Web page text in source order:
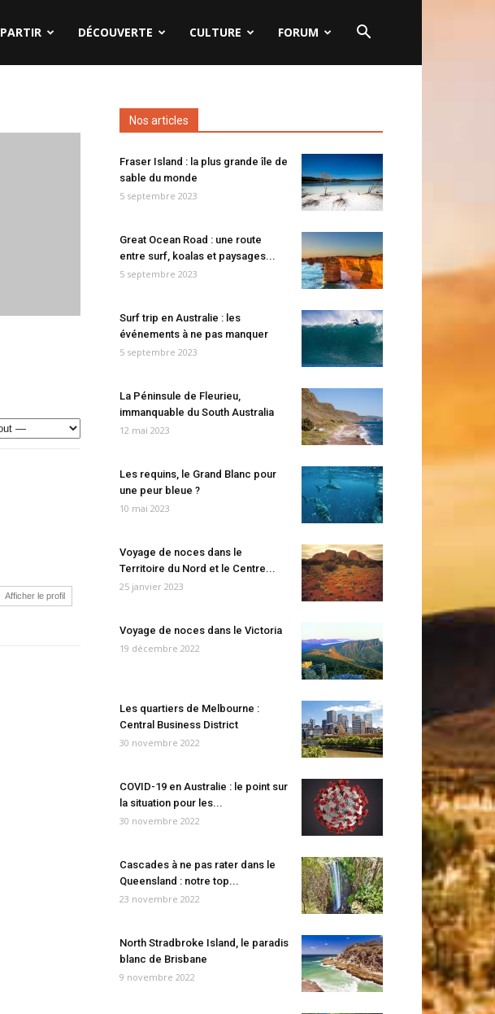
PARTIR DÉCOUVERTE CULTURE FORUM
Afficher le profil
Nos articles
Fraser Island : la plus grande île de
sable du monde
5 septembre 2023
Great Ocean Road : une route
entre surf, koalas et paysages...
5 septembre 2023
Surf trip en Australie : les
événements à ne pas manquer
5 septembre 2023
La Péninsule de Fleurieu,
immanquable du South Australia
12 mai 2023
Les requins, le Grand Blanc pour
une peur bleue ?
10 mai 2023
Voyage de noces dans le
Territoire du Nord et le Centre...
25 janvier 2023
Voyage de noces dans le Victoria
19 décembre 2022
Les quartiers de Melbourne :
Central Business District
30 novembre 2022
COVID-19 en Australie : le point sur
la situation pour les...
30 novembre 2022
Cascades à ne pas rater dans le
Queensland : notre top...
23 novembre 2022
North Stradbroke Island, le paradis
blanc de Brisbane
9 novembre 2022